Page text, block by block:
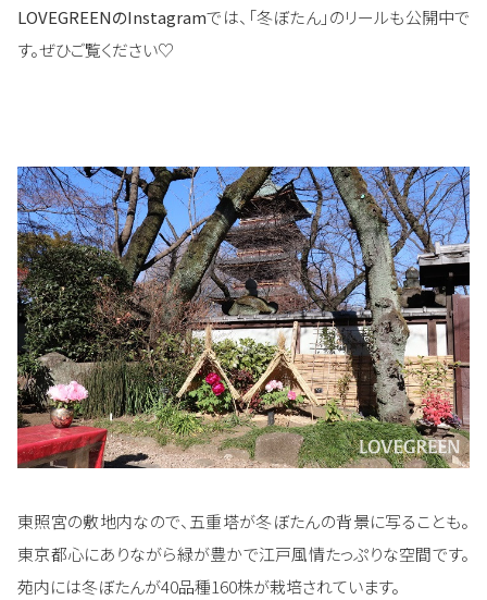
LOVEGREENのInstagramでは、「冬ぼたん」のリールも公開中で
す。ぜひご覧ください♡
東照宮の敷地内なので、五重塔が冬ぼたんの背景に写ることも。
東京都心にありながら緑が豊かで江戸風情たっぷりな空間です。
苑内には冬ぼたんが40品種160株が栽培されています。